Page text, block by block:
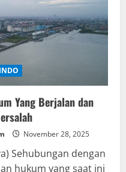
Yang Berjalan dan
November 28, 2025
Sehubungan dengan
hukum yang saat ini